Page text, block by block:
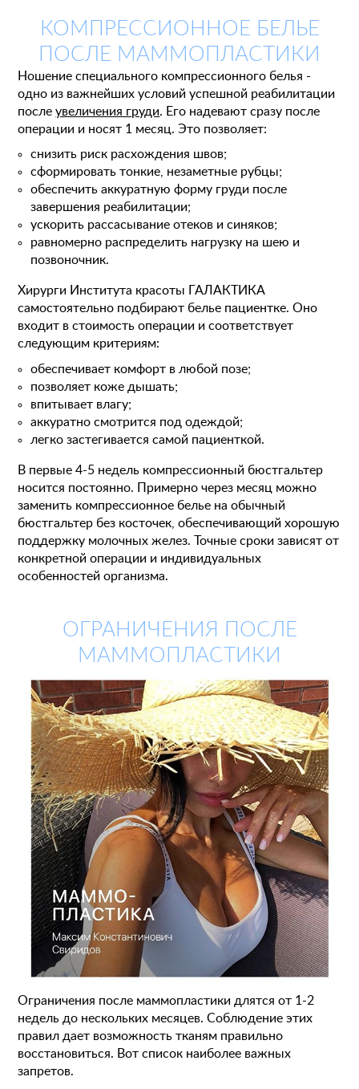
Пластические операции
Пластические хирурги
Пациентам пластической хирургии
Анализы перед операцией
До и после пластической операции
Внести предоплату
Отделение пластической хирургии
Процедуры Врачи-косметологи
Пациентам косметологии Оборудование
Цены Налоговый вычет
О клинике Лицензии и сертификаты
Программа лояльности и подарочные сертификаты
Отзывы Безопасность
Медицинский туризм Юр. информация
Карьера
КОМПРЕССИОННОЕ БЕЛЬЕ
ПОСЛЕ МАММОПЛАСТИКИ
Ношение специального компрессионного белья -
одно из важнейших условий успешной реабилитации
послеувеличения груди. Его надевают сразу после
операции и носят 1 месяц. Это позволяет:
снизить риск расхождения швов;
сформировать тонкие, незаметные рубцы;
обеспечить аккуратную форму груди после
завершения реабилитации;
ускорить рассасывание отеков и синяков;
равномерно распределить нагрузку на шею и
позвоночник.
Хирурги Института красоты ГАЛАКТИКА
самостоятельно подбирают белье пациентке. Оно
входит в стоимость операции и соответствует
следующим критериям:
обеспечивает комфорт в любой позе;
позволяет коже дышать;
впитывает влагу;
аккуратно смотрится под одеждой;
легко застегивается самой пациенткой.
В первые 4-5 недель компрессионный бюстгальтер
носится постоянно. Примерно через месяц можно
заменить компрессионное белье на обычный
бюстгальтер без косточек, обеспечивающий хорошую
поддержку молочных желез. Точные сроки зависят от
конкретной операции и индивидуальных
особенностей организма.
ОГРАНИЧЕНИЯ ПОСЛЕ
МАММОПЛАСТИКИ
Ограничения после маммопластики длятся от 1-2
недель до нескольких месяцев. Соблюдение этих
правил дает возможность тканям правильно
восстановиться. Вот список наиболее важных
запретов.